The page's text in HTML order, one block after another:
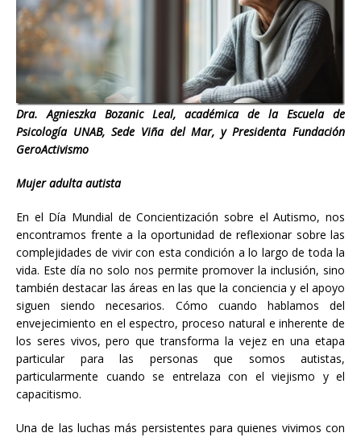
Dra. Agnieszka Bozanic Leal, académica de la Escuela de
Psicología UNAB, Sede Viña del Mar, y Presidenta Fundación
GeroActivismo
Mujer adulta autista
En el Día Mundial de Concientización sobre el Autismo, nos
encontramos frente a la oportunidad de reflexionar sobre las
complejidades de vivir con esta condición a lo largo de toda la
vida. Este día no solo nos permite promover la inclusión, sino
también destacar las áreas en las que la conciencia y el apoyo
siguen siendo necesarios. Cómo cuando hablamos del
envejecimiento en el espectro, proceso natural e inherente de
los seres vivos, pero que transforma la vejez en una etapa
particular para las personas que somos autistas,
particularmente cuando se entrelaza con el viejismo y el
capacitismo.
Una de las luchas más persistentes para quienes vivimos con